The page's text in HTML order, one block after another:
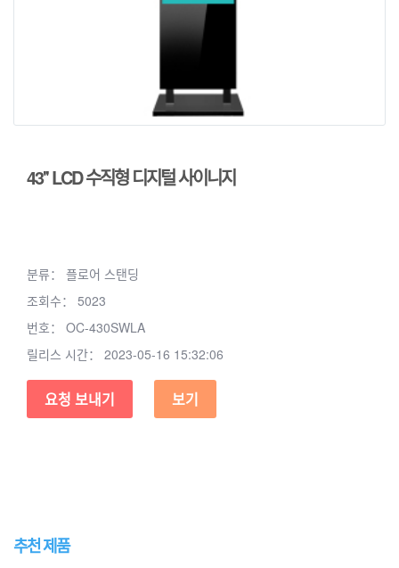
43'' LCD 수직형 디지털 사이니지
분류： 플로어 스탠딩
조회수： 5023
번호： OC-430SWLA
릴리스 시간： 2023-05-16 15:32:06
요청 보내기 보기
추천 제품